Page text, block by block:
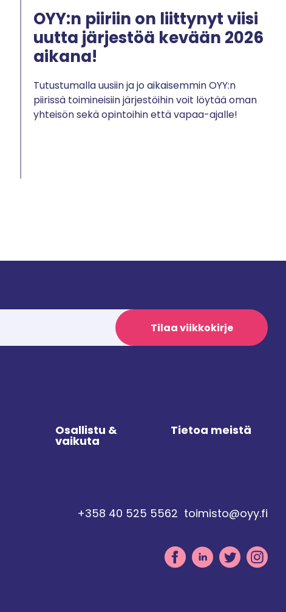
OYY:n piiriin on liittynyt viisi
uutta järjestöä kevään 2026
aikana!
Tutustumalla uusiin ja jo aikaisemmin OYY:n
piirissä toimineisiin järjestöihin voit löytää oman
yhteisön sekä opintoihin että vapaa-ajalle!
Tilaa viikkokirje
Osallistu &
vaikuta
Tietoa meistä
+358 40 525 5562 toimisto@oyy.fi